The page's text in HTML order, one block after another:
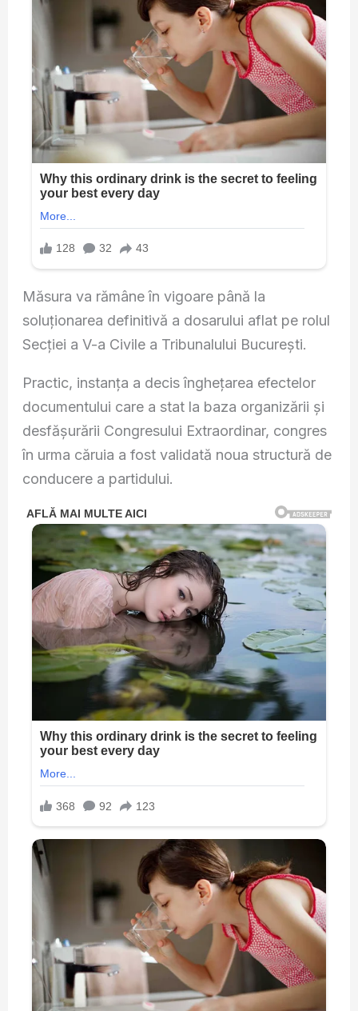
Măsura va rămâne în vigoare până la
soluționarea definitivă a dosarului aflat pe rolul
Secției a V-a Civile a Tribunalului București.
Practic, instanța a decis înghețarea efectelor
documentului care a stat la baza organizării și
desfășurării Congresului Extraordinar, congres
în urma căruia a fost validată noua structură de
conducere a partidului.